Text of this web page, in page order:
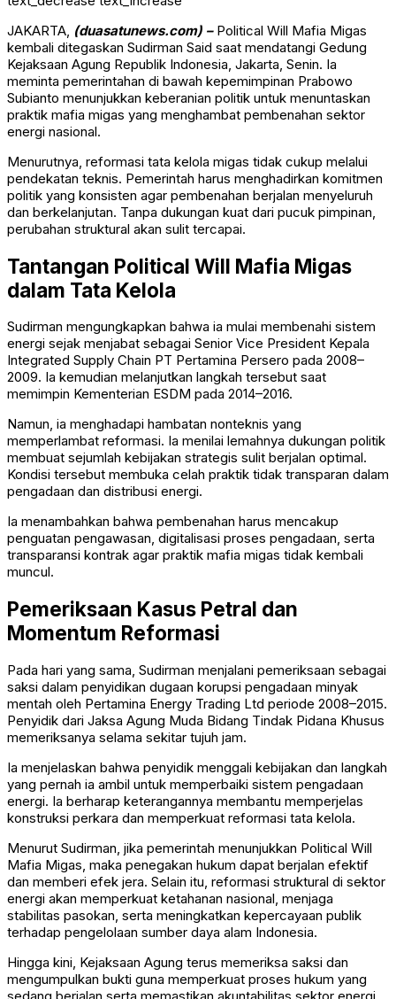
JAKARTA, (duasatunews.com) – Political Will Mafia Migas
kembali ditegaskan Sudirman Said saat mendatangi Gedung
Kejaksaan Agung Republik Indonesia, Jakarta, Senin. Ia
meminta pemerintahan di bawah kepemimpinan Prabowo
Subianto menunjukkan keberanian politik untuk menuntaskan
praktik mafia migas yang menghambat pembenahan sektor
energi nasional.
Menurutnya, reformasi tata kelola migas tidak cukup melalui
pendekatan teknis. Pemerintah harus menghadirkan komitmen
politik yang konsisten agar pembenahan berjalan menyeluruh
dan berkelanjutan. Tanpa dukungan kuat dari pucuk pimpinan,
perubahan struktural akan sulit tercapai.
Tantangan Political Will Mafia Migas
dalam Tata Kelola
Sudirman mengungkapkan bahwa ia mulai membenahi sistem
energi sejak menjabat sebagai Senior Vice President Kepala
Integrated Supply Chain PT Pertamina Persero pada 2008–
2009. Ia kemudian melanjutkan langkah tersebut saat
memimpin Kementerian ESDM pada 2014–2016.
Namun, ia menghadapi hambatan nonteknis yang
memperlambat reformasi. Ia menilai lemahnya dukungan politik
membuat sejumlah kebijakan strategis sulit berjalan optimal.
Kondisi tersebut membuka celah praktik tidak transparan dalam
pengadaan dan distribusi energi.
Ia menambahkan bahwa pembenahan harus mencakup
penguatan pengawasan, digitalisasi proses pengadaan, serta
transparansi kontrak agar praktik mafia migas tidak kembali
muncul.
Pemeriksaan Kasus Petral dan
Momentum Reformasi
Pada hari yang sama, Sudirman menjalani pemeriksaan sebagai
saksi dalam penyidikan dugaan korupsi pengadaan minyak
mentah oleh Pertamina Energy Trading Ltd periode 2008–2015.
Penyidik dari Jaksa Agung Muda Bidang Tindak Pidana Khusus
memeriksanya selama sekitar tujuh jam.
Ia menjelaskan bahwa penyidik menggali kebijakan dan langkah
yang pernah ia ambil untuk memperbaiki sistem pengadaan
energi. Ia berharap keterangannya membantu memperjelas
konstruksi perkara dan memperkuat reformasi tata kelola.
Menurut Sudirman, jika pemerintah menunjukkan Political Will
Mafia Migas, maka penegakan hukum dapat berjalan efektif
dan memberi efek jera. Selain itu, reformasi struktural di sektor
energi akan memperkuat ketahanan nasional, menjaga
stabilitas pasokan, serta meningkatkan kepercayaan publik
terhadap pengelolaan sumber daya alam Indonesia.
Hingga kini, Kejaksaan Agung terus memeriksa saksi dan
mengumpulkan bukti guna memperkuat proses hukum yang